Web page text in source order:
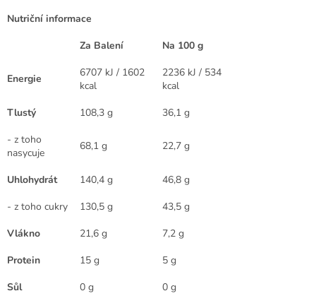
Nutriční informace
Za Balení
Na 100 g
Energie
6707 kJ / 1602
kcal
2236 kJ / 534
kcal
Tlustý
108,3 g
36,1 g
- z toho
nasycuje
68,1 g 22,7 g
Uhlohydrát 140,4 g
46,8 g
- z toho cukry
130,5 g
43,5 g
Vlákno
21,6 g
7,2 g
Protein
15 g
5 g
Sůl 0 g 0 g